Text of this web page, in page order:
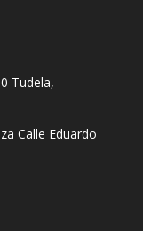
Tudela,
Calle Eduardo